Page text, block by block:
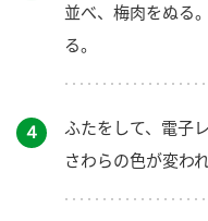
並べ、梅肉をぬる
る。
４
ふたをして、電子
さわらの色が変わ